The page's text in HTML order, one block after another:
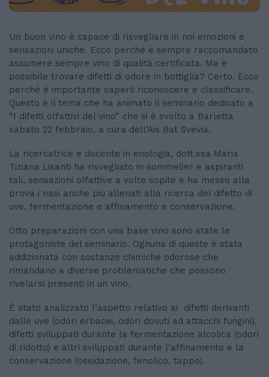
Un buon vino è capace di risvegliare in noi emozioni e
sensazioni uniche. Ecco perché è sempre raccomandato
assumere sempre vino di qualità certificata. Ma è
possibile trovare difetti di odore in bottiglia? Certo. Ecco
perché è importante saperli riconoscere e classificare.
Questo è il tema che ha animato il seminario dedicato a
“I difetti olfattivi del vino” che si è svolto a Barletta
sabato 22 febbraio, a cura dell’Ais Bat Svevia.
La ricercatrice e docente in enologia, dott.ssa Maria
Tiziana Lisanti ha risvegliato in sommelier e aspiranti
tali, sensazioni olfattive a volte sopite e ha messo alla
prova i nasi anche più allenati alla ricerca del difetto di
uve, fermentazione e affinamento e conservazione.
Otto preparazioni con una base vino sono state le
protagoniste del seminario. Ognuna di queste è stata
addizionata con sostanze chimiche odorose che
rimandano a diverse problematiche che possono
rivelarsi presenti in un vino.
È stato analizzato l’aspetto relativo ai difetti derivanti
dalle uve (odori erbacei, odori dovuti ad attacchi fungini),
difetti sviluppati durante la fermentazione alcolica (odori
di ridotto) e altri sviluppati durante l’affinamento e la
conservazione (ossidazione, fenolico, tappo).